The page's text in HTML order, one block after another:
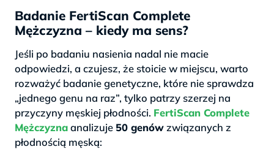
Badanie FertiScan Complete
Mężczyzna – kiedy ma sens?
Jeśli po badaniu nasienia nadal nie macie
odpowiedzi, a czujesz, że stoicie w miejscu, warto
rozważyć badanie genetyczne, które nie sprawdza
„jednego genu na raz”, tylko patrzy szerzej na
przyczyny męskiej płodności. FertiScan Complete
Mężczyznaanalizuje 50 genówzwiązanych z
płodnością męską: